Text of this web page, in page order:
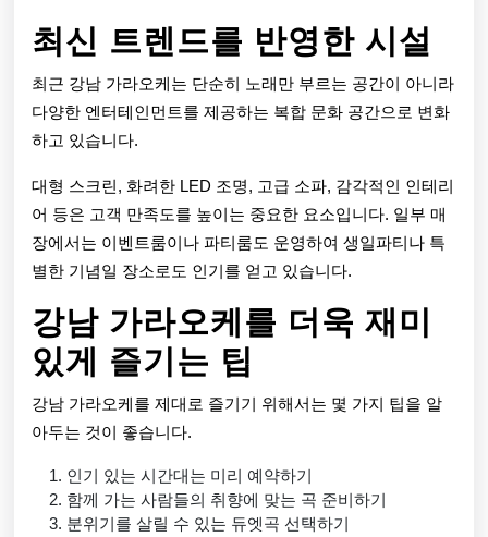
최신 트렌드를 반영한 시설
최근 강남 가라오케는 단순히 노래만 부르는 공간이 아니라
다양한 엔터테인먼트를 제공하는 복합 문화 공간으로 변화
하고 있습니다.
대형 스크린, 화려한 LED 조명, 고급 소파, 감각적인 인테리
어 등은 고객 만족도를 높이는 중요한 요소입니다. 일부 매
장에서는 이벤트룸이나 파티룸도 운영하여 생일파티나 특
별한 기념일 장소로도 인기를 얻고 있습니다.
강남 가라오케를 더욱 재미
있게 즐기는 팁
강남 가라오케를 제대로 즐기기 위해서는 몇 가지 팁을 알
아두는 것이 좋습니다.
인기 있는 시간대는 미리 예약하기
함께 가는 사람들의 취향에 맞는 곡 준비하기
분위기를 살릴 수 있는 듀엣곡 선택하기